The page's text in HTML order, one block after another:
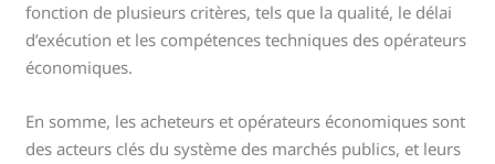
fonction de plusieurs critères, tels que la qualité, le délai
d’exécution et les compétences techniques des opérateurs
économiques.
En somme, les acheteurs et opérateurs économiques sont
des acteurs clés du système des marchés publics, et leurs